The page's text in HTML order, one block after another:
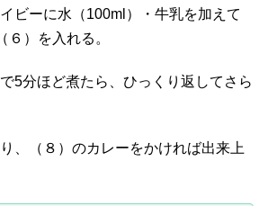
ビーに水（100ml）・牛乳を加えて
６）を入れる。
5分ほど煮たら、ひっくり返してさら
、（８）のカレーをかければ出来上